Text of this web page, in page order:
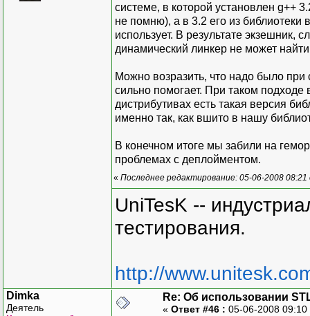
системе, в которой установлен g++
не помню), а в 3.2 его из
использует. В результате экзешник,
динамический линкер не может
Можно возразить, что надо было при
сильно помогает. При таком подходе
дистрибутивах есть такая версия
именно так, как вшито в нашу
В конечном итоге мы забили на
проблемах с деплойментом.
« Последнее редактирование: 05-06-2008
UniTesK --
тестирования.
http://
Dimka
Деятель
Re: Об использовании
« Ответ #46 : 05-06-2008